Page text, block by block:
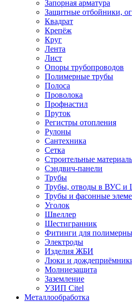
Запорная арматура
Защитные отбойники,
Квадрат
Крепёж
Круг
Лента
Лист
Опоры трубопроводов
Полимерные трубы
Полоса
Проволока
Профнастил
Пруток
Регистры отопления
Рулоны
Сантехника
Сетка
Строительные
Сэндвич-панели
Трубы
Трубы, отводы в ВУС
Трубы и фасонные
Уголок
Швеллер
Шестигранник
Фитинги для
Электроды
Изделия ЖБИ
Люки и
Молниезащита
Заземление
УЗИП Citel
Металлообработка